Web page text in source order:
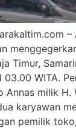
Timur,
03.00 WITA.
Annas milik H.
karyawan
pemilik